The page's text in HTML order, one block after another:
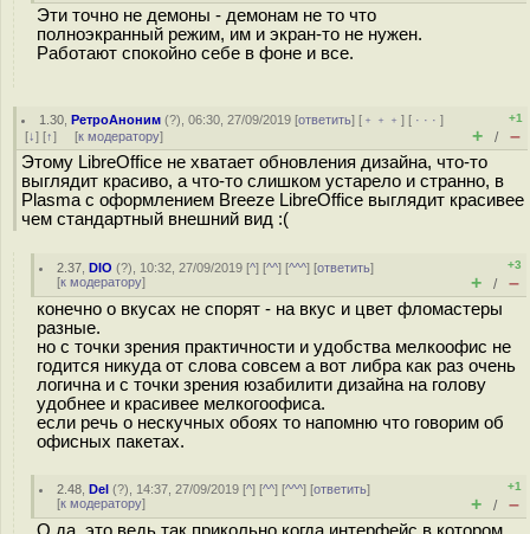
Эти точно не демоны - демонам не то что
полноэкранный режим, им и экран-то не нужен.
Работают спокойно себе в фоне и все.
1.30 ,РетроАноним (?), 06:30, 27/09/2019 [ответить] [ ﹢﹢﹢] [ · · ·]
[↓] [↑] [к модератору]
+1
+ / –
Этому LibreOffice не хватает обновления дизайна, что-то
выглядит красиво, а что-то слишком устарело и странно, в
Plasma с оформлением Breeze LibreOffice выглядит красивее
чем стандартный внешний вид :(
2.37 ,DIO (?), 10:32, 27/09/2019 [^] [^^] [^^^] [ответить]
[к модератору]
+3
+ / –
конечно о вкусах не спорят - на вкус и цвет фломастеры
разные.
но с точки зрения практичности и удобства мелкоофис не
годится никуда от слова совсем а вот либра как раз очень
логична и с точки зрения юзабилити дизайна на голову
удобнее и красивее мелкогоофиса.
если речь о нескучных обоях то напомню что говорим об
офисных пакетах.
2.48 ,Del (?), 14:37, 27/09/2019 [^] [^^] [^^^] [ответить]
[к модератору]
+1
+ / –